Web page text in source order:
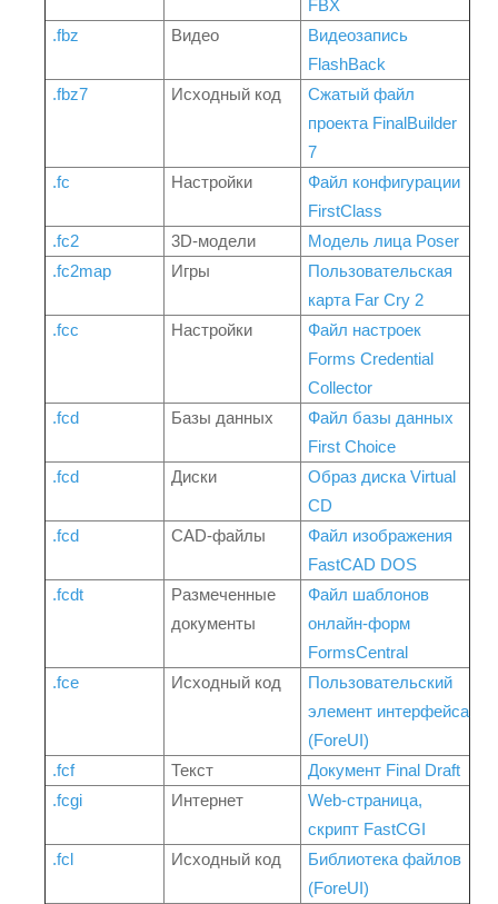
FBX
.fbz
Видео
Видеозапись
FlashBack
.fbz7
Исходный код
Сжатый файл
проекта FinalBuilder
7
.fc
Настройки
Файл конфигурации
FirstClass
.fc2
3D-модели
Модель лица Poser
.fc2map
Игры
Пользовательская
карта Far Cry 2
.fcc
Настройки
Файл настроек
Forms Credential
Collector
.fcd
Базы данных
Файл базы данных
First Choice
.fcd
Диски
Образ диска Virtual
CD
.fcd
CAD-файлы
Файл изображения
FastCAD DOS
.fcdt
Размеченные
документы
Файл шаблонов
онлайн-форм
FormsCentral
.fce
Исходный код
Пользовательский
элемент интерфейса
(ForeUI)
.fcf
Текст
Документ Final Draft
.fcgi
Интернет
Web-страница,
скрипт FastCGI
.fcl
Исходный код
Библиотека файлов
(ForeUI)